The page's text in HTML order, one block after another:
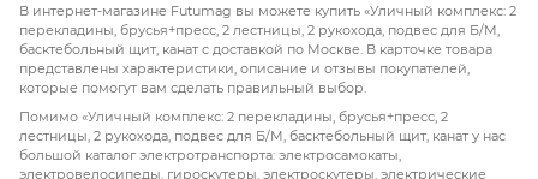
В интернет-магазине Futumag вы можете купить «Уличный комплекс: 2
перекладины, брусья+пресс, 2 лестницы, 2 рукохода, подвес для Б/М,
басктебольный щит, канат с доставкой по Москве. В карточке товара
представлены характеристики, описание и отзывы покупателей,
которые помогут вам сделать правильный выбор.
Помимо «Уличный комплекс: 2 перекладины, брусья+пресс, 2
лестницы, 2 рукохода, подвес для Б/М, басктебольный щит, канат у нас
большой каталог электротранспорта: электросамокаты,
электровелосипеды, гироскутеры, электроскутеры, электрические